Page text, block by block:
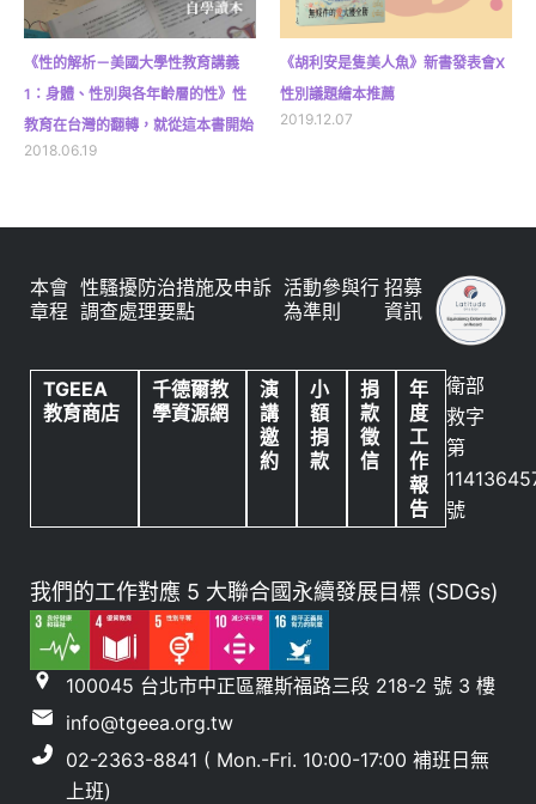
《性的解析－美國大學性教育講義
1：身體、性別與各年齡層的性》性
教育在台灣的翻轉，就從這本書開始
2018.06.19
《胡利安是隻美人魚》新書發表會X
性別議題繪本推薦
2019.12.07
本會
章程
性騷擾防治措施及申訴
調查處理要點
活動參與行
為準則
招募
資訊
TGEEA
教育商店
千德爾教
學資源網
演
講
邀
約
小
額
捐
款
捐
款
徵
信
年
度
工
作
報
告
衛部
救字
第
號
我們的工作對應 5 大聯合國永續發展目標 (SDGs)
100045 台北市中正區羅斯福路三段 218-2 號 3 樓
info@tgeea.org.tw
02-2363-8841 ( Mon.-Fri. 10:00-17:00 補班日無
上班)